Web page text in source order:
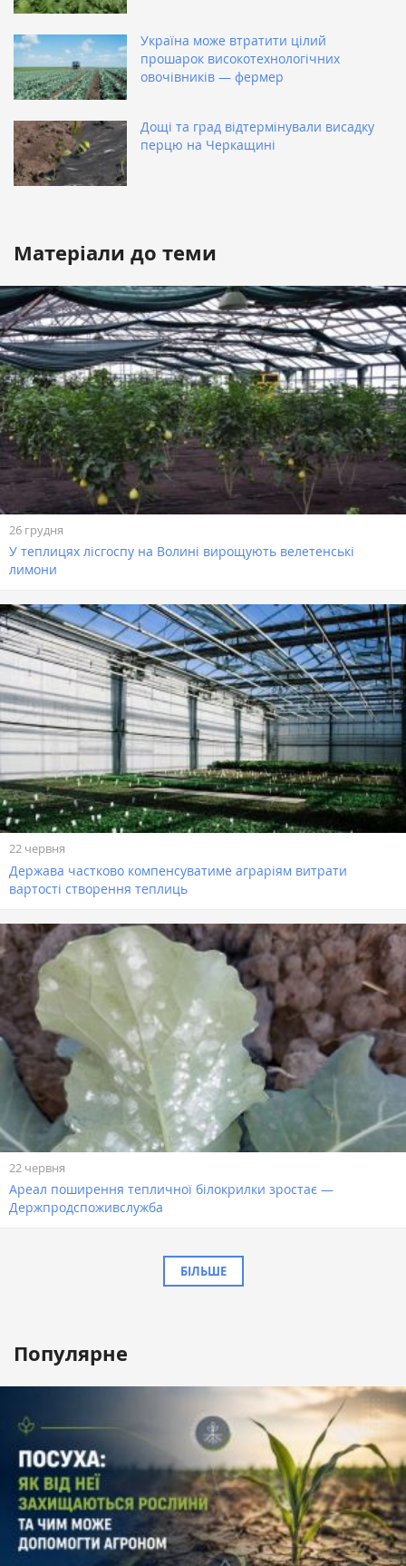
Україна може втратити цілий
прошарок високотехнологічних
овочівників — фермер
Дощі та град відтермінували висадку
перцю на Черкащині
Матеріали до теми
26 грудня
У теплицях лісгоспу на Волині вирощують велетенські
лимони
22 червня
Держава частково компенсуватиме аграріям витрати
вартості створення теплиць
22 червня
Ареал поширення тепличної білокрилки зростає —
Держпродспоживслужба
БІЛЬШЕ
Популярне